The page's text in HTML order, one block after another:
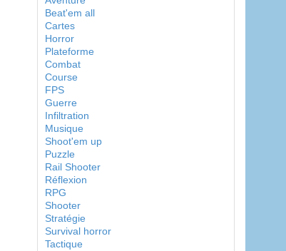
Beat'em all
Cartes
Horror
Plateforme
Combat
Course
FPS
Guerre
Infiltration
Musique
Shoot'em up
Puzzle
Rail Shooter
Réflexion
RPG
Shooter
Stratégie
Survival horror
Tactique